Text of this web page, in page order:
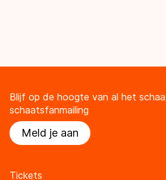
Blijf op de hoogte van al het
schaatsfanmailing
Meld je aan
Tickets